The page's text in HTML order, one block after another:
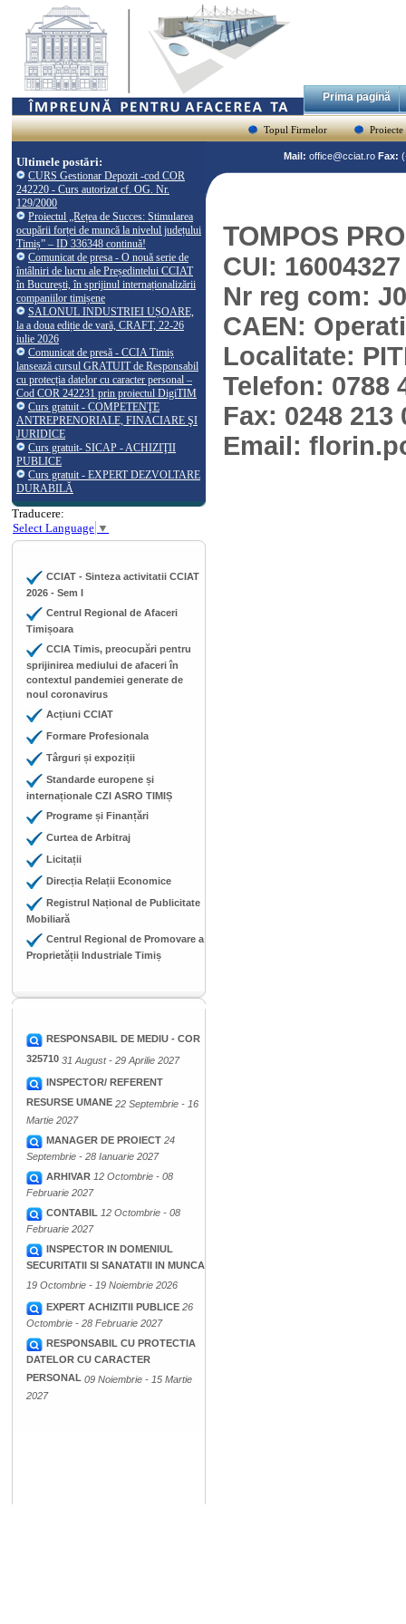
Prima pagină
Topul Firmelor Proiecte
Ultimele postări:
CURS Gestionar Depozit -cod COR
242220 - Curs autorizat cf. OG. Nr.
129/2000
Proiectul „Rețea de Succes: Stimularea
ocupării forței de muncă la nivelul județului
Timiș” – ID 336348 continuă!
Comunicat de presa - O nouă serie de
întâlniri de lucru ale Președintelui CCIAT
în București, în sprijinul internaționalizării
companiilor timișene
SALONUL INDUSTRIEI UȘOARE,
la a doua ediție de vară, CRAFT, 22-26
iulie 2026
Comunicat de presă - CCIA Timiș
lansează cursul GRATUIT de Responsabil
cu protecția datelor cu caracter personal –
Cod COR 242231 prin proiectul DigiTIM
Curs gratuit - COMPETENŢE
ANTREPRENORIALE, FINACIARE ŞI
JURIDICE
Curs gratuit- SICAP - ACHIZIŢII
PUBLICE
Curs gratuit - EXPERT DEZVOLTARE
DURABILĂ
Traducere:
Select Language ▼
CCIAT - Sinteza activitatii CCIAT
2026 - Sem I
Centrul Regional de Afaceri
Timișoara
CCIA Timis, preocupări pentru
sprijinirea mediului de afaceri în
contextul pandemiei generate de
noul coronavirus
Acțiuni CCIAT
Formare Profesionala
Târguri și expoziții
Standarde europene și
internaționale CZI ASRO TIMIȘ
Programe și Finanțări
Curtea de Arbitraj
Licitații
Direcția Relații Economice
Registrul Național de Publicitate
Mobiliară
Centrul Regional de Promovare a
Proprietății Industriale Timiș
RESPONSABIL DE MEDIU - COR
325710 31 August - 29 Aprilie 2027
INSPECTOR/ REFERENT
RESURSE UMANE 22 Septembrie - 16
Martie 2027
MANAGER DE PROIECT 24
Septembrie - 28 Ianuarie 2027
ARHIVAR 12 Octombrie - 08
Februarie 2027
CONTABIL 12 Octombrie - 08
Februarie 2027
INSPECTOR IN DOMENIUL
SECURITATII SI SANATATII IN MUNCA
19 Octombrie - 19 Noiembrie 2026
EXPERT ACHIZITII PUBLICE 26
Octombrie - 28 Februarie 2027
RESPONSABIL CU PROTECTIA
DATELOR CU CARACTER
PERSONAL 09 Noiembrie - 15 Martie
2027
Mail: office@cciat.ro Fax:
TOMPOS
CUI: 16004327
Nr reg com:
CAEN:
Localitate:
Telefon: 0788
Fax: 0248 213
Email: